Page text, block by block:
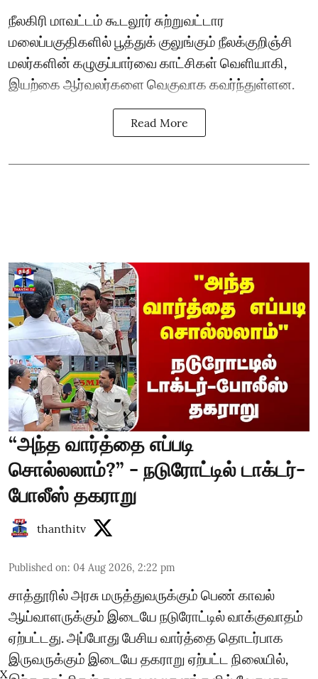
நீலகிரி மாவட்டம் கூடலூர் சுற்றுவட்டார
மலைப்பகுதிகளில் பூத்துக் குலுங்கும் நீலக்குறிஞ்சி
மலர்களின் கழுகுப்பார்வை காட்சிகள் வெளியாகி,
இயற்கை ஆர்வலர்களை வெகுவாக கவர்ந்துள்ளன.
Read More
“அந்த வார்த்தை எப்படி
சொல்லலாம்?” - நடுரோட்டில் டாக்டர்-
போலீஸ் தகராறு
thanthitv
Published on: 04 Aug 2026, 2:22 pm
சாத்தூரில் அரசு மருத்துவருக்கும் பெண் காவல்
ஆய்வாளருக்கும் இடையே நடுரோட்டில் வாக்குவாதம்
ஏற்பட்டது. அப்போது பேசிய வார்த்தை தொடர்பாக
இருவருக்கும் இடையே தகராறு ஏற்பட்ட நிலையில்,
X